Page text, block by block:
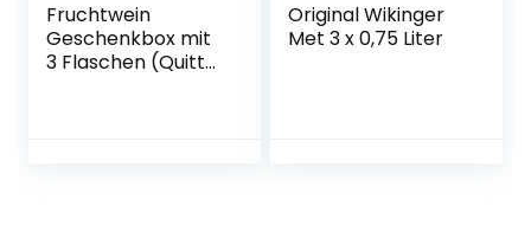
Fruchtwein
Geschenkbox mit
3 Flaschen (Quitte,
Original Wikinger
Met 3 x 0,75 Liter